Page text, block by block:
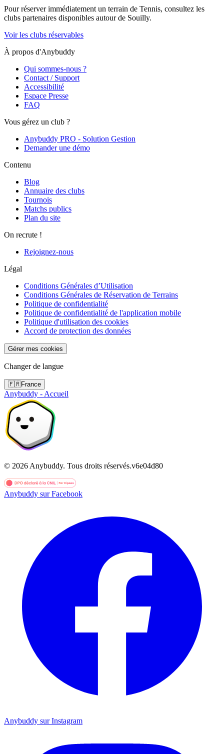
Pour réserver immédiatement un terrain de Tennis, consultez les
clubs partenaires disponibles autour de Souilly.
Voir les clubs réservables
À propos d'Anybuddy
Qui sommes-nous ?
Contact / Support
Accessibilité
Espace Presse
FAQ
Vous gérez un club ?
Anybuddy PRO - Solution Gestion
Demander une démo
Contenu
Blog
Annuaire des clubs
Tournois
Matchs publics
Plan du site
On recrute !
Rejoignez-nous
Légal
Conditions Générales d’Utilisation
Conditions Générales de Réservation de Terrains
Politique de confidentialité
Politique de confidentialité de l'application mobile
Politique d'utilisation des cookies
Accord de protection des données
Gérer mes cookies
Changer de langue
🇫🇷France
Anybuddy - Accueil
© 2026 Anybuddy. Tous droits réservés.v6e04d80
Anybuddy sur Facebook
Anybuddy sur Instagram